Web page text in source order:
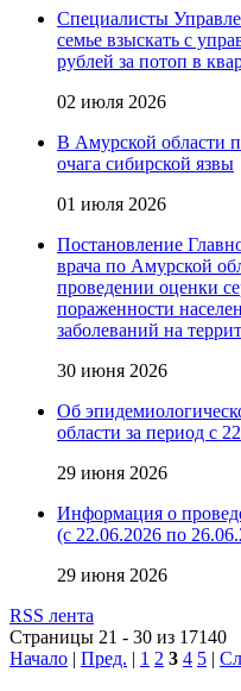
Специалисты
семье взыскать с
рублей за потоп в
02 июля 2026
В Амурской области
очага сибирской язвы
01 июля 2026
Постановление
врача по Амурской
проведении оценки
пораженности
заболеваний на
30 июня 2026
Об
области за период с
29 июня 2026
Информация о
(с 22.06.2026 по
29 июня 2026
RSS лента
Страницы 21 - 30 из 17140
Начало | Пред. | 1 2 3 4 5 |